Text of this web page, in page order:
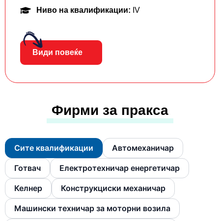
Ниво на квалификации: IV
Види повеќе
Фирми за пракса
Сите квалификации Автомеханичар
Готвач Електротехничар енергетичар
Келнер Конструкциски механичар
Машински техничар за моторни возила